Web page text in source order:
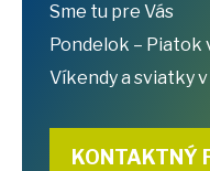
Sme tu pre Vás
Pondelok – Piatok
Víkendy a sviatky v
KONTAKTNÝ